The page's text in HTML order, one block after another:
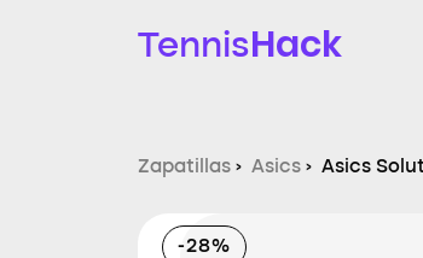
TennisHack
Zapatillas › Asics › Asics
-28%